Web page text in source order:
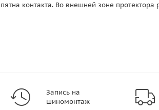
пятна контакта. Во внешней зоне протектора
Запись на
шиномонтаж